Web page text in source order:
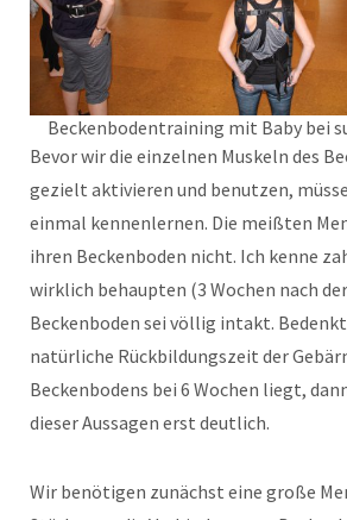
Beckenbodentraining mit Baby bei
Bevor wir die einzelnen Muskeln des
gezielt aktivieren und benutzen,
einmal kennenlernen. Die meißten
ihren Beckenboden nicht. Ich kenne
wirklich behaupten (3 Wochen nach
Beckenboden sei völlig intakt.
natürliche Rückbildungszeit der
Beckenbodens bei 6 Wochen liegt,
dieser Aussagen erst deutlich.
Wir benötigen zunächst eine große